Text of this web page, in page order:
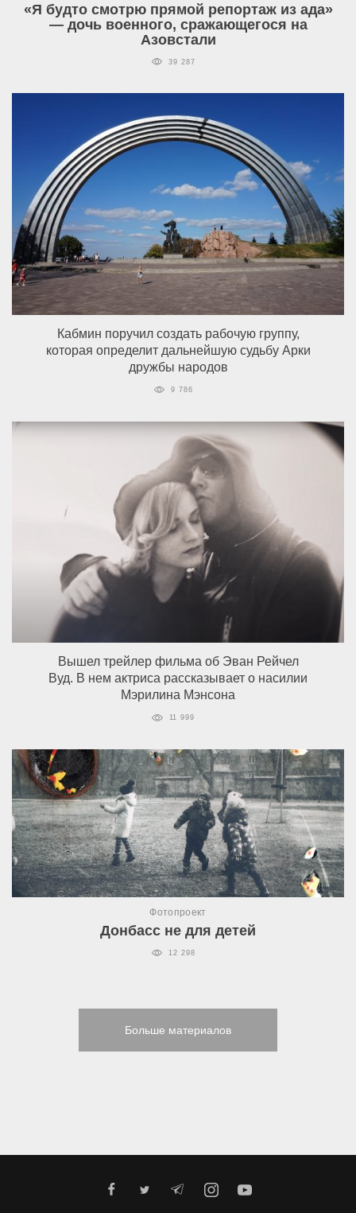
«Я будто смотрю прямой репортаж из ада»
— дочь военного, сражающегося на
Азовстали
39 287
Кабмин поручил создать рабочую группу,
которая определит дальнейшую судьбу Арки
дружбы народов
9 786
Вышел трейлер фильма об Эван Рейчел
Вуд. В нем актриса рассказывает о насилии
Мэрилина Мэнсона
11 999
Фотопроект
Донбасс не для детей
12 298
Больше материалов